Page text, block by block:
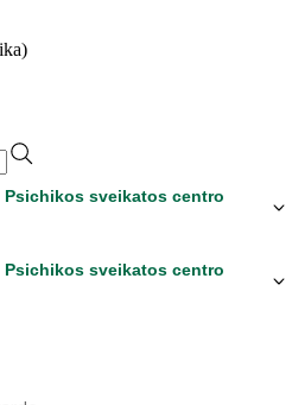
)
Psichikos sveikatos centro
Psichikos sveikatos centro